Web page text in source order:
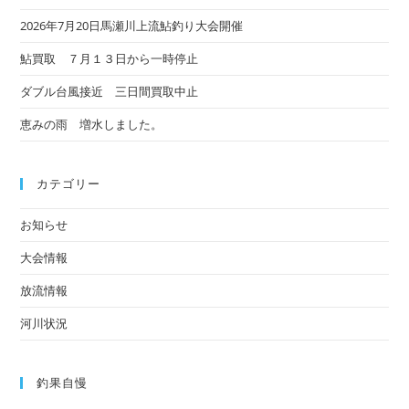
2026年7月20日馬瀬川上流鮎釣り大会開催
鮎買取 ７月１３日から一時停止
ダブル台風接近 三日間買取中止
恵みの雨 増水しました。
カテゴリー
お知らせ
大会情報
放流情報
河川状況
釣果自慢